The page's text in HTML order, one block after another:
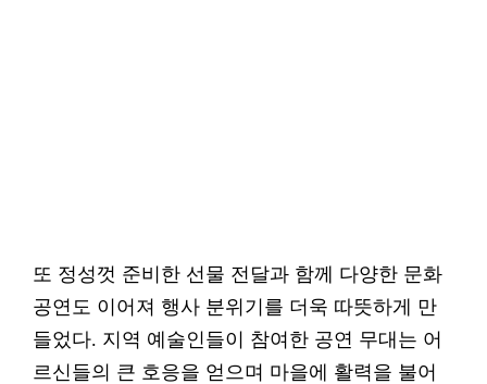
또 정성껏 준비한 선물 전달과 함께 다양한 문화
공연도 이어져 행사 분위기를 더욱 따뜻하게 만
들었다. 지역 예술인들이 참여한 공연 무대는 어
르신들의 큰 호응을 얻으며 마을에 활력을 불어